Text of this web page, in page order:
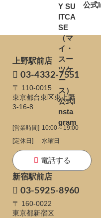
公式
上野駅前店
03-4332-7551
〒 110-0015
東京都台東区東上野
3-16-8
[営業時間] 10:00～19:00
[定休日]
水曜日
電話する
新宿駅前店
03-5925-8960
〒 160-0022
東京都新宿区